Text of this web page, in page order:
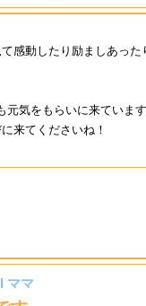
感動したり励ましあっ
気をもらいに来ています
来てくださいね！
ママ